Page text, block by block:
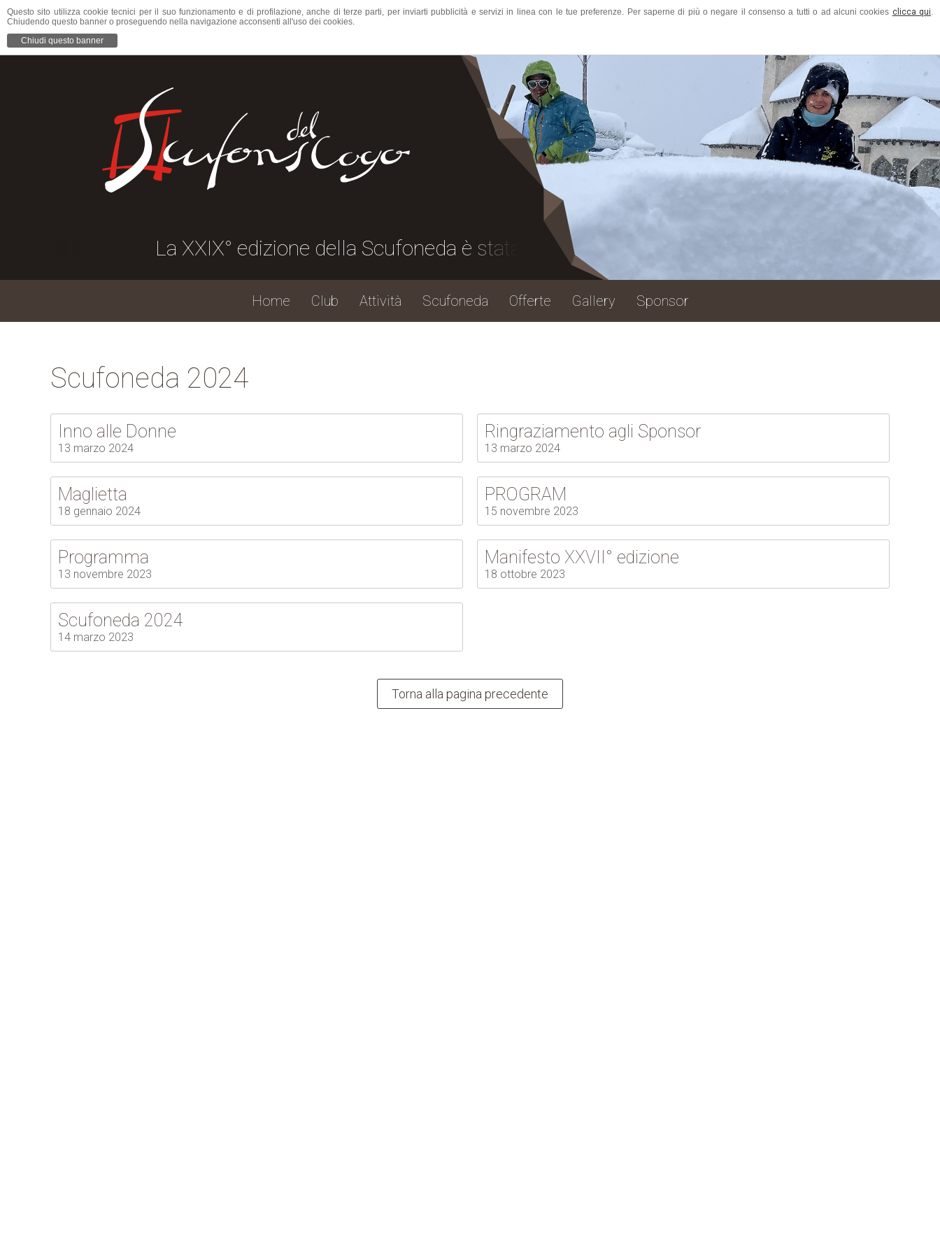
Scufoneda 2024
Inno alle Donne
13 marzo 2024
Ringraziamento agli Sponsor
13 marzo 2024
Maglietta
18 gennaio 2024
PROGRAM
15 novembre 2023
Programma
13 novembre 2023
Manifesto XXVII° edizione
18 ottobre 2023
Scufoneda 2024
14 marzo 2023
Torna alla pagina precedente
La XXIX° edizione della Scufoneda è stata una grande festa, grazie a tutti quanti hanno
Home Club Attività Scufoneda Offerte Gallery Sponsor
Questo sito utilizza cookie tecnici per il suo funzionamento e di profilazione, anche di terze parti, per inviarti pubblicità e servizi in linea con le tue preferenze. Per saperne di più o negare il consenso a tutti o ad alcuni cookies clicca qui.
Chiudendo questo banner o proseguendo nella navigazione acconsenti all'uso dei cookies.
Chiudi questo banner